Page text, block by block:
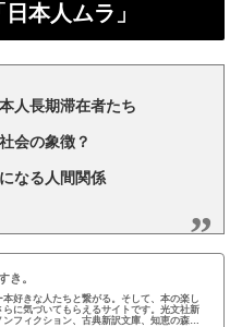
本人ムラ」
人長期滞在者たち
会の象徴？
なる人間関係
き。
本好きな人たちと繋がる。そして、本の楽し
らに気づいてもらえるサイトです。光文社新
ンフィクション、古典新訳文庫、知恵の森文